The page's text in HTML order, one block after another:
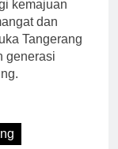
kemajuan
dan
Tangerang
generasi